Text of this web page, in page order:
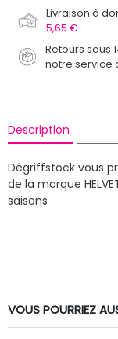
Livraison à
5,65 €
Retours sous
notre service
Description
Dégriffstock vous
de la marque
saisons
VOUS POURRIEZ